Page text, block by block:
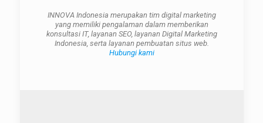
INNOVA Indonesia merupakan tim digital marketing
yang memiliki pengalaman dalam memberikan
konsultasi IT, layanan SEO, layanan Digital Marketing
Indonesia, serta layanan pembuatan situs web.
Hubungi kami